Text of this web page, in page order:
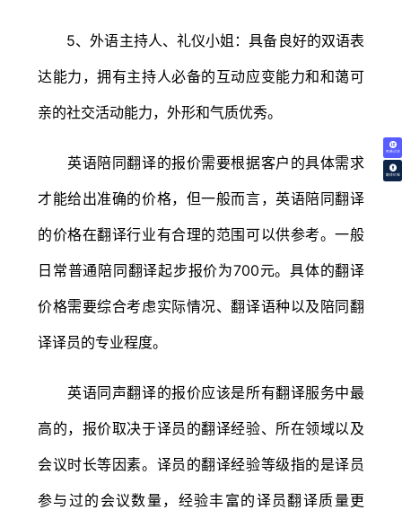
免费试译
翻译价格
5、外语主持人、礼仪小姐：具备良好的双语表
达能力，拥有主持人必备的互动应变能力和和蔼可
亲的社交活动能力，外形和气质优秀。
英语陪同翻译的报价需要根据客户的具体需求
才能给出准确的价格，但一般而言，英语陪同翻译
的价格在翻译行业有合理的范围可以供参考。一般
日常普通陪同翻译起步报价为700元。具体的翻译
价格需要综合考虑实际情况、翻译语种以及陪同翻
译译员的专业程度。
英语同声翻译的报价应该是所有翻译服务中最
高的，报价取决于译员的翻译经验、所在领域以及
会议时长等因素。译员的翻译经验等级指的是译员
参与过的会议数量，经验丰富的译员翻译质量更